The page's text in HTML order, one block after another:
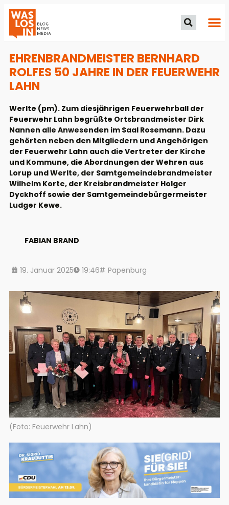
EHRENBRANDMEISTER BERNHARD
ROLFES 50 JAHRE IN DER FEUERWEHR
LAHN
Werlte (pm). Zum diesjährigen Feuerwehrball der
Feuerwehr Lahn begrüßte Ortsbrandmeister Dirk
Nannen alle Anwesenden im Saal Rosemann. Dazu
gehörten neben den Mitgliedern und Angehörigen
der Feuerwehr Lahn auch die Vertreter der Kirche
und Kommune, die Abordnungen der Wehren aus
Lorup und Werlte, der Samtgemeindebrandmeister
Wilhelm Korte, der Kreisbrandmeister Holger
Dyckhoff sowie der Samtgemeindebürgermeister
Ludger Kewe.
FABIAN BRAND
19. Januar 2025 19:46 Papenburg
(Foto: Feuerwehr Lahn)